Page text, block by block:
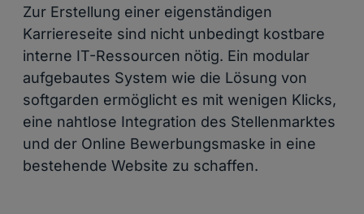
Zur Erstellung einer eigenständigen
Karriereseite sind nicht unbedingt kostbare
interne IT-Ressourcen nötig. Ein modular
aufgebautes System wie die Lösung von
softgarden ermöglicht es mit wenigen Klicks,
eine nahtlose Integration des Stellenmarktes
und der Online Bewerbungsmaske in eine
bestehende Website zu schaffen.